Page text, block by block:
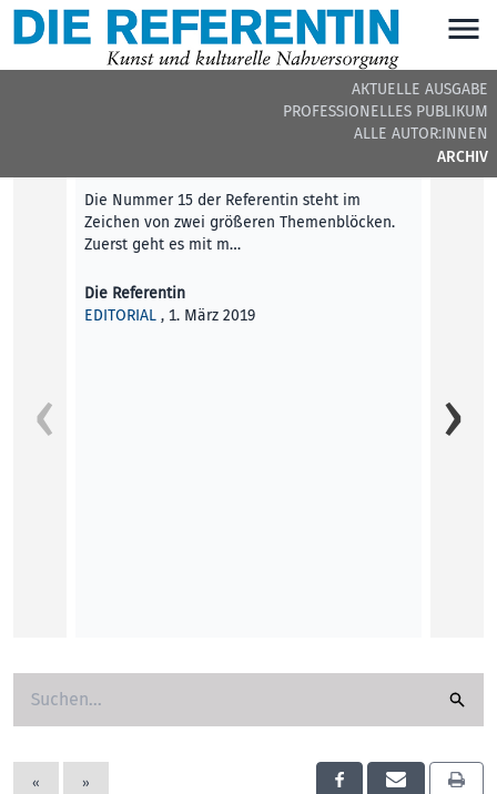
AKTUELLE AUSGABE
PROFESSIONELLES PUBLIKUM
ALLE AUTOR:INNEN
ARCHIV
DIE REFERENTIN #15 - BEITRÄGE DER AUSGABE
Die Nummer 15 der Referentin steht im
Zeichen von zwei größeren Themenblöcken.
Zuerst geht es mit m…
Die Referentin
EDITORIAL , 1. März 2019
das
« »